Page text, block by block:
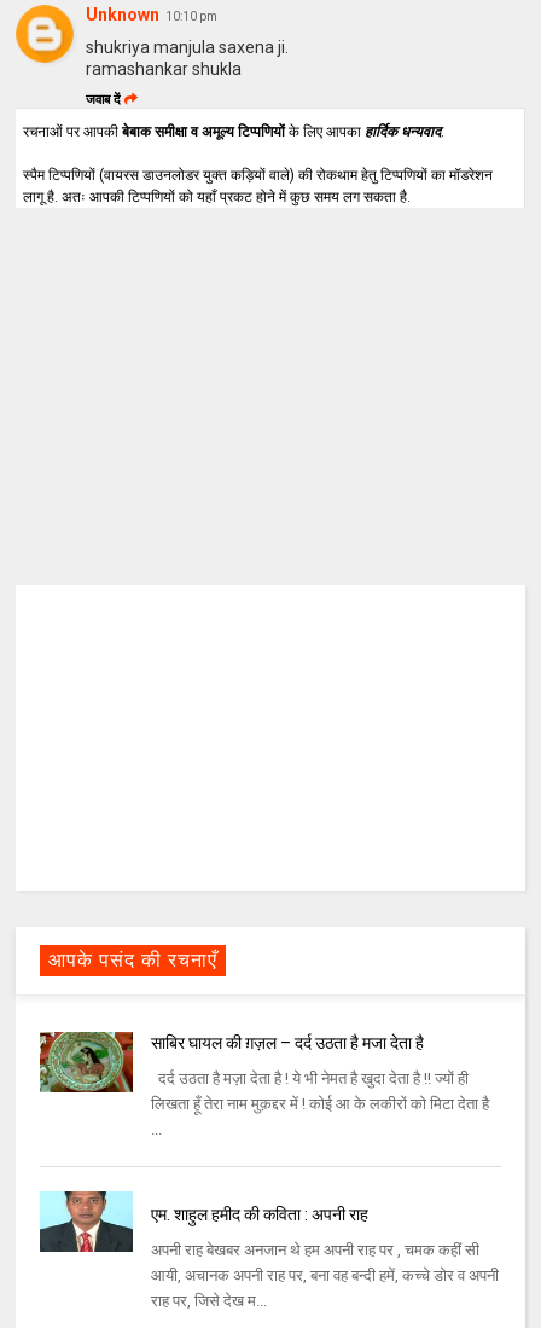
Unknown 10:10 pm
shukriya manjula saxena ji.
ramashankar shukla
जवाब दें
रचनाओं पर आपकीबेबाक समीक्षा व अमूल्य टिप्पणियोंके लिए आपका हार्दिक धन्यवाद.
स्पैम टिप्पणियों (वायरस डाउनलोडर युक्त कड़ियों वाले) की रोकथाम हेतु टिप्पणियों का मॉडरेशन
लागू है. अतः आपकी टिप्पणियों को यहाँ प्रकट होने में कुछ समय लग सकता है.
आपके पसंद की रचनाएँ
साबिर घायल की ग़ज़ल – दर्द उठता है मजा देता है
दर्द उठता है मज़ा देता है ! ये भी नेमत है खुदा देता है !! ज्यों ही
लिखता हूँ तेरा नाम मुक़द्दर में ! कोई आ के लकीरों को मिटा देता है
...
एम. शाहुल हमीद की कविता : अपनी राह
अपनी राह बेखबर अनजान थे हम अपनी राह पर , चमक कहीं सी
आयी, अचानक अपनी राह पर, बना वह बन्‍दी हमें, कच्‍चे डोर व अपनी
राह पर, जिसे देख म...